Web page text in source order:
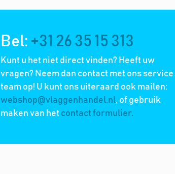
Bel: +31 26 35 15 313
Kunt u het niet direct vinden? Heeft uw
vragen? Neem dan contact met ons service
team op! U kunt ons uiteraard ook mailen:
webshop@vlaggenhandel.nl, of gebruik
maken van het contact formulier.